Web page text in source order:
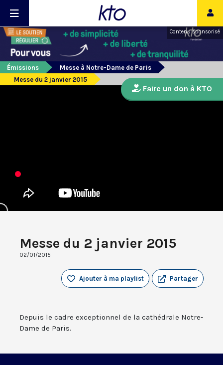
Contenu sponsorisé
Émissions
Messe à Notre-Dame de Paris
Messe du 2 janvier 2015
Messe du 2 janvier 2015
02/01/2015
Partager
Ajouter à ma playlist
Depuis le cadre exceptionnel de la cathédrale Notre-
Dame de Paris.
Faire un don à KTO